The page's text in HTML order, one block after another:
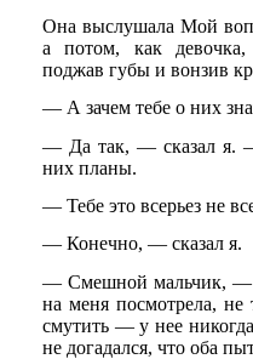
Она выслушала Мой
а потом, как
поджав губы и вонзив
— А зачем тебе о них
— Да так, — сказал я.
них планы.
— Тебе это всерьез не
— Конечно, — сказал я.
— Смешной мальчик, —
на меня посмотрела, не
смутить — у нее
не догадался, что оба